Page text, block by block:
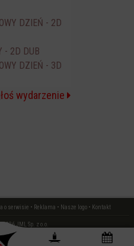
DZIEŃ - 2D
- 2D DUB
DZIEŃ - 3D
wydarzenie
o serwisie • Reklama • Nasze logo• Kontakt
2026 JML Sp. z o.o.